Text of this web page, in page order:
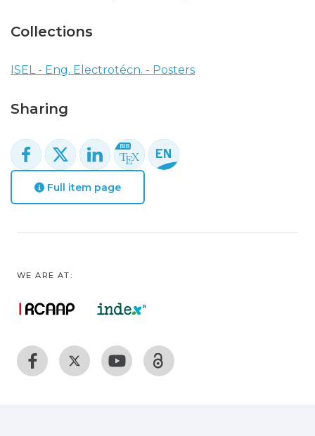
Collections
ISEL - Eng. Electrotécn. - Posters
Sharing
Full item page
WE ARE AT: